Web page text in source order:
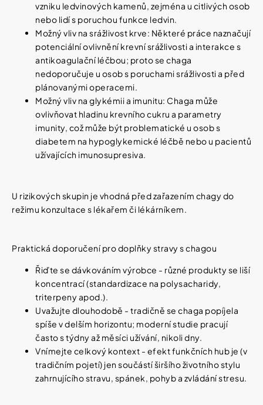
vzniku ledvinových kamenů, zejména u citlivých osob
nebo lidí s poruchou funkce ledvin.
Možný vliv na srážlivost krve: Některé práce naznačují
potenciální ovlivnění krevní srážlivosti a interakce s
antikoagulační léčbou; proto se chaga
nedoporučuje u osob s poruchami srážlivosti a před
plánovanými operacemi.
Možný vliv na glykémii a imunitu: Chaga může
ovlivňovat hladinu krevního cukru a parametry
imunity, což může být problematické u osob s
diabetem na hypoglykemické léčbě nebo u pacientů
užívajících imunosupresiva.
U rizikových skupin je vhodná před zařazením chagy do
režimu konzultace s lékařem či lékárníkem.
Praktická doporučení pro doplňky stravy s chagou
Řiďte se dávkováním výrobce - různé produkty se liší
koncentrací (standardizace na polysacharidy,
triterpeny apod.).
Uvažujte dlouhodobě - tradičně se chaga popíjela
spíše v delším horizontu; moderní studie pracují
často s týdny až měsíci užívání, nikoli dny.
Vnímejte celkový kontext - efekt funkčních hub je (v
tradičním pojetí) jen součástí širšího životního stylu
zahrnujícího stravu, spánek, pohyb a zvládání stresu.